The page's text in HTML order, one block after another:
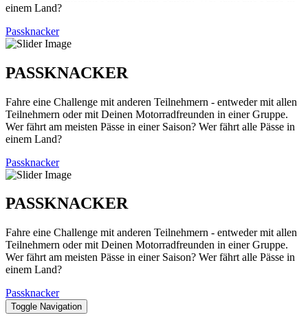
einem Land?
Passknacker
PASSKNACKER
Fahre eine Challenge mit anderen Teilnehmern - entweder mit allen
Teilnehmern oder mit Deinen Motorradfreunden in einer Gruppe.
Wer fährt am meisten Pässe in einer Saison? Wer fährt alle Pässe in
einem Land?
Passknacker
PASSKNACKER
Fahre eine Challenge mit anderen Teilnehmern - entweder mit allen
Teilnehmern oder mit Deinen Motorradfreunden in einer Gruppe.
Wer fährt am meisten Pässe in einer Saison? Wer fährt alle Pässe in
einem Land?
Passknacker
Toggle Navigation